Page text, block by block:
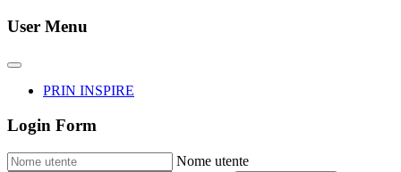
User Menu
PRIN INSPIRE
Login Form
Nome utente